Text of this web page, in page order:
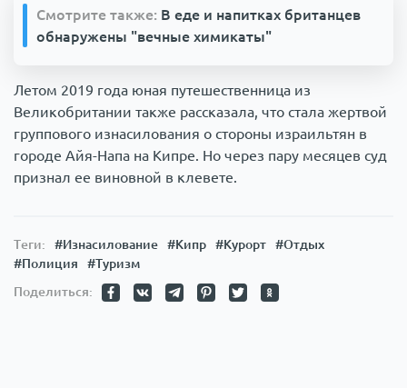
Смотрите также: В еде и напитках британцев
обнаружены "вечные химикаты"
Летом 2019 года юная путешественница из
Великобритании также рассказала, что стала жертвой
группового изнасилования о стороны израильтян в
городе Айя-Напа на Кипре. Но через пару месяцев суд
признал ее виновной в клевете.
Теги: #Изнасилование #Кипр #Курорт
#Отдых
#Полиция
#Туризм
Поделиться: